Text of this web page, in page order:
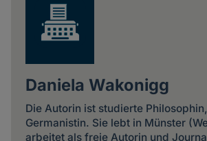
Daniela Wakonigg
Die Autorin ist studierte
Germanistin. Sie lebt in Münster
arbeitet als freie Autorin und